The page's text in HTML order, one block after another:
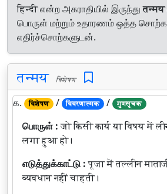
हिन्दी என்ற அகராதியில் இருந்துतन्मय
பொருள் மற்றும் உதாரணம் ஒத்த
எதிர்ச்சொற்களுடன்.
तन्मय विशेषण
௧. विशेषण / विवरणात्मक / गुणसूचक
பொருள் :जो किसी कार्य या विषय में
लगा हुआ हो।
எடுத்துக்காட்டு :पूजा में तल्लीन
व्यवधान नहीं चाहती।